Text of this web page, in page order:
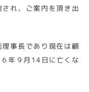
れ、ご案内を頂き出
事長であり現在は顧
年９月14日に亡くな